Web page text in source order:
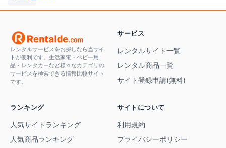
レンタルサービスをお探しなら当サイ
トが便利です。生活家電・ベビー用
品・レンタカーなど様々なカテゴリの
サービスを検索できる情報比較サイト
です。
サービス
レンタルサイト一覧
レンタル商品一覧
サイト登録申請(無料)
ランキング
人気サイトランキング
人気商品ランキング
サイトについて
利用規約
プライバシーポリシー